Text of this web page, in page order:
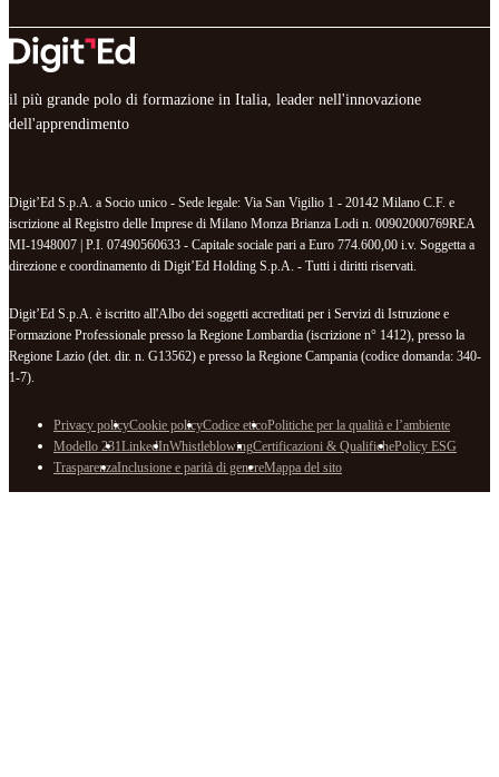
il più grande polo di formazione in Italia, leader nell'innovazione
dell'apprendimento
Digit’Ed S.p.A. a Socio unico - Sede legale: Via San Vigilio 1 - 20142 Milano C.F. e
iscrizione al Registro delle Imprese di Milano Monza Brianza Lodi n. 00902000769REA
MI-1948007 | P.I. 07490560633 - Capitale sociale pari a Euro 774.600,00 i.v. Soggetta a
direzione e coordinamento di Digit’Ed Holding S.p.A. - Tutti i diritti riservati.
Digit’Ed S.p.A. è iscritto all'Albo dei soggetti accreditati per i Servizi di Istruzione e
Formazione Professionale presso la Regione Lombardia (iscrizione n° 1412), presso la
Regione Lazio (det. dir. n. G13562) e presso la Regione Campania (codice domanda: 340-
1-7).
Privacy policyCookie policyCodice eticoPolitiche per la qualità e l’ambiente
Modello 231LinkedInWhistleblowingCertificazioni & QualifichePolicy ESG
TrasparenzaInclusione e parità di genereMappa del sito